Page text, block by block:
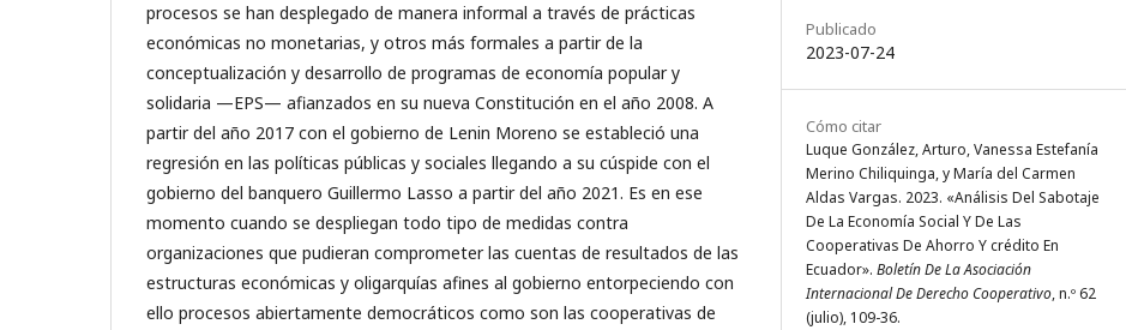
procesos se han desplegado de manera informal a través de prácticas
económicas no monetarias, y otros más formales a partir de la
conceptualización y desarrollo de programas de economía popular y
solidaria —EPS— afianzados en su nueva Constitución en el año 2008. A
partir del año 2017 con el gobierno de Lenin Moreno se estableció una
regresión en las políticas públicas y sociales llegando a su cúspide con el
gobierno del banquero Guillermo Lasso a partir del año 2021. Es en ese
momento cuando se despliegan todo tipo de medidas contra
organizaciones que pudieran comprometer las cuentas de resultados de las
estructuras económicas y oligarquías afines al gobierno entorpeciendo con
ello procesos abiertamente democráticos como son las cooperativas de
Publicado
2023-07-24
Cómo citar
Luque González, Arturo, Vanessa Estefanía
Merino Chiliquinga, y María del Carmen
Aldas Vargas. 2023. «Análisis Del Sabotaje
De La Economía Social Y De Las
Cooperativas De Ahorro Y crédito En
Ecuador». Boletín De La Asociación
Internacional De Derecho Cooperativo, n.º 62
(julio), 109-36.